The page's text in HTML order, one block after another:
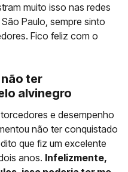
muito isso nas redes
Paulo, sempre sinto
Fico feliz com o
ter
alvinegro
e desempenho
não ter conquistado
que fiz um excelente
anos. Infelizmente,